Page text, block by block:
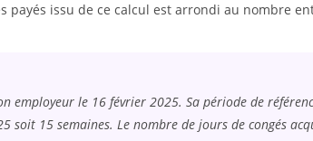
payés issu de ce calcul est arrondi au nombre
employeur le 16 février 2025. Sa période de
soit 15 semaines. Le nombre de jours de congés